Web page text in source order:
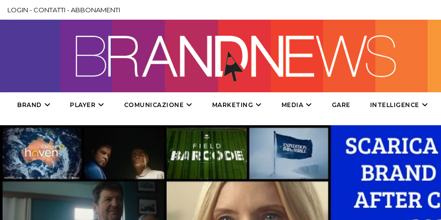
DESIGN
PUNTI VENDITA
CSR
LOGIN - CONTATTI -ABBONAMENTI
BRAND PLAYER COMUNICAZIONE MARKETING MEDIA GARE INTELLIGENCE